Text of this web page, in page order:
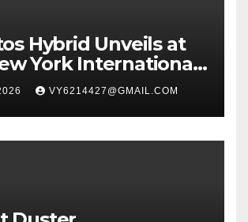
Hybrid Unveils at
York International
VY6214427@GMAIL.COM